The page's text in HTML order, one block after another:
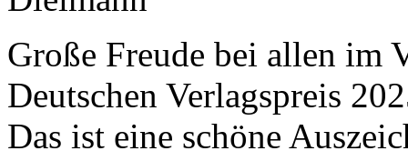
Große Freude bei allen im
Deutschen Verlagspreis
Das ist eine schöne